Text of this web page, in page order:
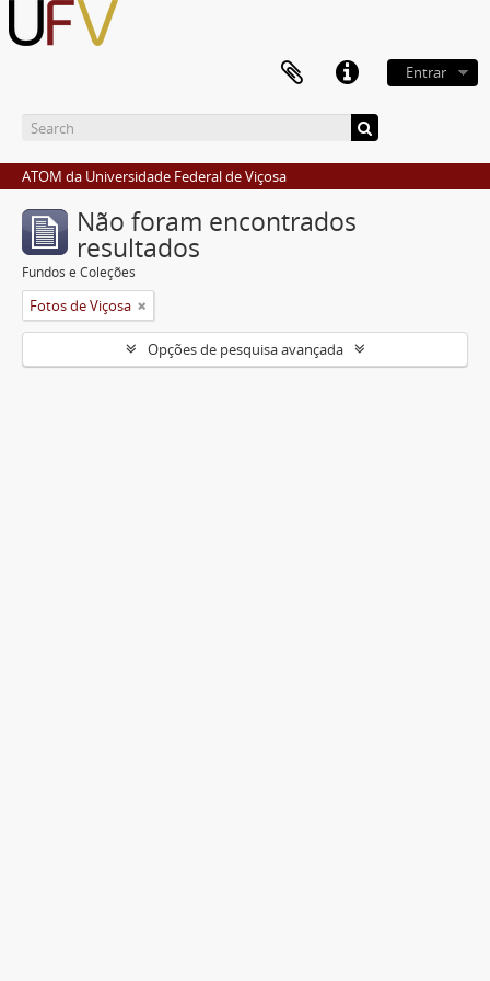
Entrar
ATOM da Universidade Federal de Viçosa
Não foram encontrados
resultados
Fundos e Coleções
Fotos de Viçosa
Opções de pesquisa avançada